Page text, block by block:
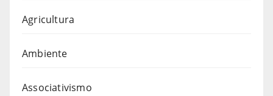
Agricultura
Ambiente
Associativismo